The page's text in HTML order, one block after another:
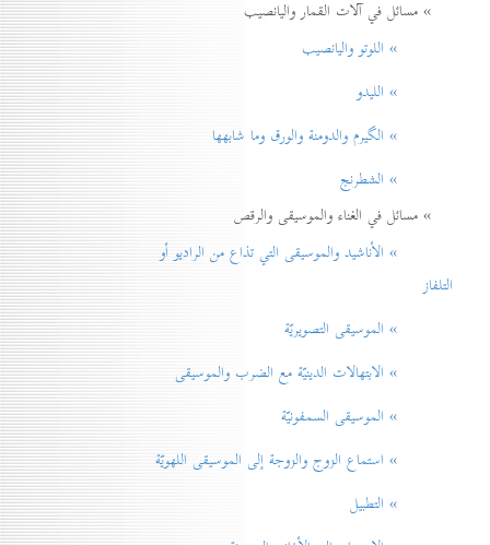
» مسائل في آلات القمار واليانصيب
» اللوتو واليانصيب
» الليدو
» الگيرم والدومنة والورق وما شابهها
» الشطرنج
» مسائل في الغناء والموسيقى والرقص
» الأناشيد والموسيقی التي تذاع من الراديو أو
التلفاز
» الموسيقى التصويريّة
» الابتهالات الدينيّة مع الضرب والموسيقى
» الموسيقى السمفونيّة
» استماع الزوج والزوجة إلى الموسيقى اللهويّة
» التطبيل